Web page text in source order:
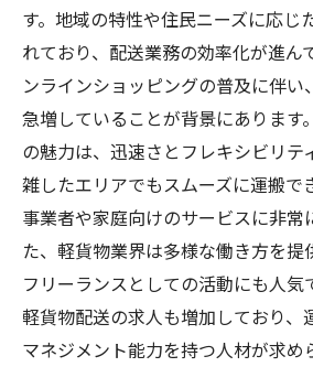
す。地域の特性や住民ニーズに応じ
れており、配送業務の効率化が進ん
ンラインショッピングの普及に伴い
急増していることが背景にあります
の魅力は、迅速さとフレキシビリテ
雑したエリアでもスムーズに運搬で
事業者や家庭向けのサービスに非常
た、軽貨物業界は多様な働き方を提
フリーランスとしての活動にも人気
軽貨物配送の求人も増加しており、
マネジメント能力を持つ人材が求め